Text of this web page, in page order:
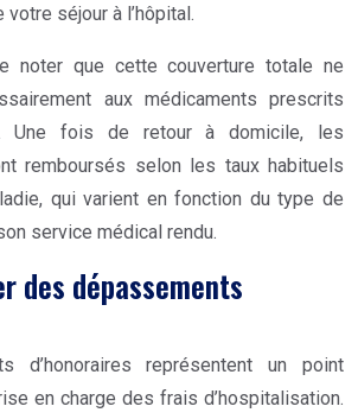
séjour à l’hôpital.
noter que cette couverture totale ne
aux médicaments prescrits
Une fois de retour à domicile, les
remboursés selon les taux habituels
qui varient en fonction du type de
service médical rendu.
des dépassements
d’honoraires représentent un point
en charge des frais d’hospitalisation.